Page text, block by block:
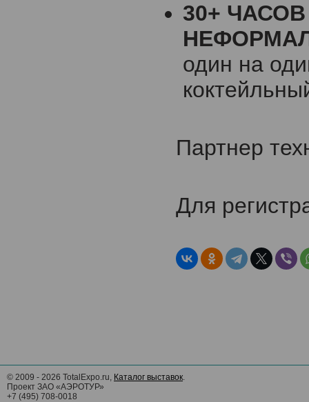
30+
один на
Партнер
Для
© 2009 - 2026 TotalExpo.ru, Каталог выставок.
Проект ЗАО «АЭРОТУР»
+7 (495) 708-0018